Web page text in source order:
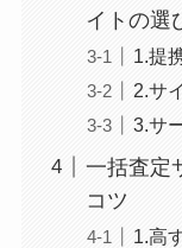
イトの選
1.提
2.サ
3.サ
一括査定
コツ
1.高